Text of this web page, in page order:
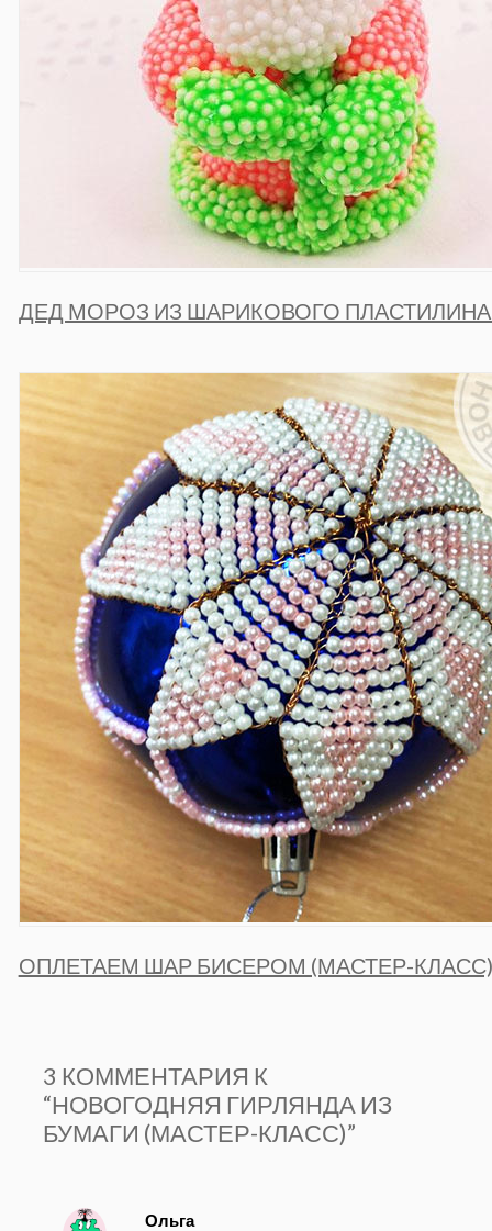
ДЕД МОРОЗ ИЗ ШАРИКОВОГО ПЛАСТИЛИНА
ОПЛЕТАЕМ ШАР БИСЕРОМ (МАСТЕР-КЛАСС)
3 КОММЕНТАРИЯ К
“НОВОГОДНЯЯ ГИРЛЯНДА ИЗ
БУМАГИ (МАСТЕР-КЛАСС)”
Ольга